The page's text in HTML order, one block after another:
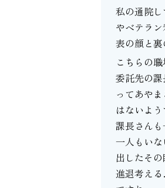
私の通院
やベテラ
表の顔と
こちらの
委託先の
ってあや
はないよ
課長さん
一人もい
出したそ
進退考え